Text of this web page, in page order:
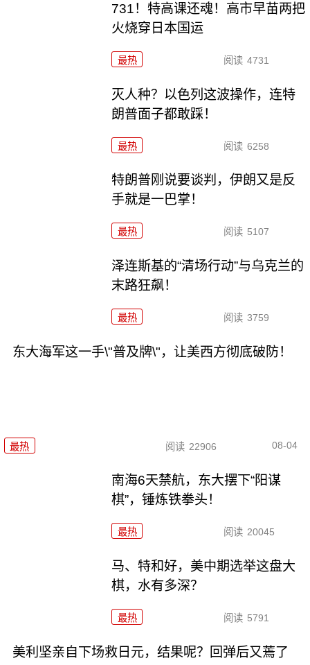
731！特高课还魂！高市早苗两把
火烧穿日本国运
最热 阅读 4731
灭人种？以色列这波操作，连特
朗普面子都敢踩！
最热 阅读 6258
特朗普刚说要谈判，伊朗又是反
手就是一巴掌！
最热 阅读 5107
泽连斯基的“清场行动”与乌克兰的
末路狂飙！
最热 阅读 3759
东大海军这一手\"普及牌\"，让美西方彻底破防！
最热 阅读 22906 08-04
南海6天禁航，东大摆下“阳谋
棋”，锤炼铁拳头！
最热 阅读 20045
马、特和好，美中期选举这盘大
棋，水有多深？
最热 阅读 5791
美利坚亲自下场救日元，结果呢？回弹后又蔫了